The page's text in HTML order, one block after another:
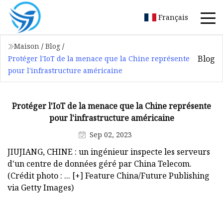
Français
Maison / Blog /
Protéger l'IoT de la menace que la Chine représente
pour l'infrastructure américaine
Blog
Protéger l'IoT de la menace que la Chine représente
pour l'infrastructure américaine
Sep 02, 2023
JIUJIANG, CHINE : un ingénieur inspecte les serveurs
d'un centre de données géré par China Telecom.
(Crédit photo : ... [+] Feature China/Future Publishing
via Getty Images)